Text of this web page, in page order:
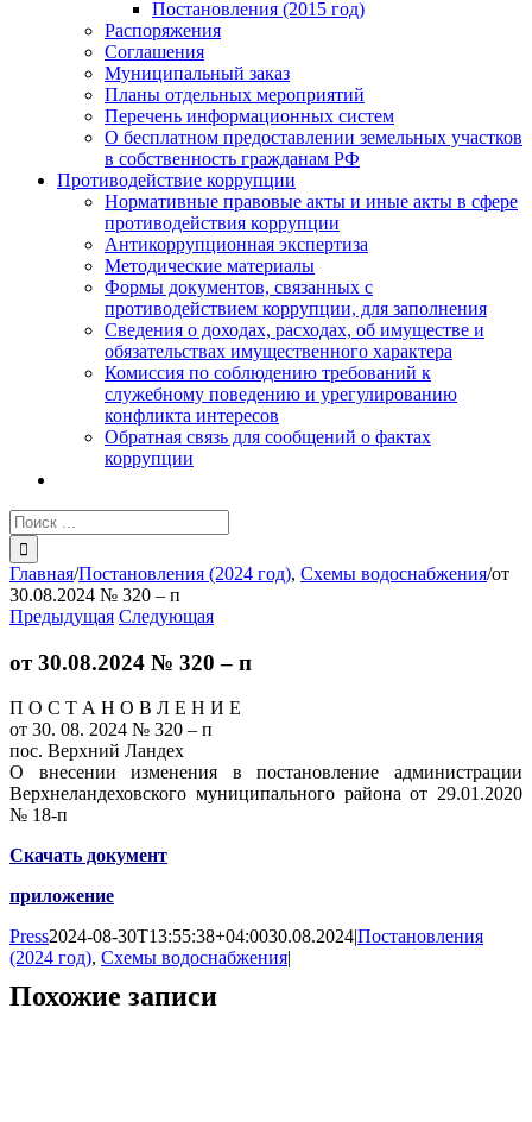
Постановления (2015 год)
Распоряжения
Соглашения
Муниципальный заказ
Планы отдельных мероприятий
Перечень информационных систем
О бесплатном предоставлении земельных участков
в собственность гражданам РФ
Противодействие коррупции
Нормативные правовые акты и иные акты в сфере
противодействия коррупции
Антикоррупционная экспертиза
Методические материалы
Формы документов, связанных с
противодействием коррупции, для заполнения
Сведения о доходах, расходах, об имуществе и
обязательствах имущественного характера
Комиссия по соблюдению требований к
служебному поведению и урегулированию
конфликта интересов
Обратная связь для сообщений о фактах
коррупции
Результат
поиска:
Главная/Постановления (2024 год), Схемы водоснабжения/от
30.08.2024 № 320 – п
Предыдущая Следующая
от 30.08.2024 № 320 – п
П О С Т А Н О В Л Е Н И Е
от 30. 08. 2024 № 320 – п
пос. Верхний Ландех
О внесении изменения в постановление администрации
Верхнеландеховского муниципального района от 29.01.2020
№ 18-п
Скачать документ
приложение
Press2024-08-30T13:55:38+04:0030.08.2024|Постановления
(2024 год), Схемы водоснабжения|
Похожие записи